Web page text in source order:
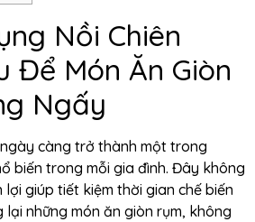
Nồi Chiên
Để Món Ăn Giòn
Ngấy
càng trở thành một trong
biến trong mỗi gia đình. Đây không
giúp tiết kiệm thời gian chế biến
lại những món ăn giòn rụm, không